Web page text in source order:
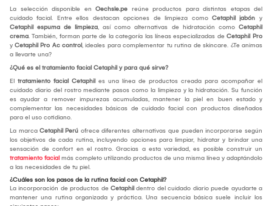
La selección disponible en Oechsle.pe reúne productos para distintas etapas del
cuidado facial. Entre ellos destacan opciones de limpieza como Cetaphil jabón y
Cetaphil espuma de limpieza, así como alternativas de hidratación como Cetaphil
crema. También, forman parte de la categoría las líneas especializadas de Cetaphil Pro
y Cetaphil Pro Ac control, ideales para complementar tu rutina de skincare. ¿Te animas
a llevarte una?
¿Qué es el tratamiento facial Cetaphil y para qué sirve?
El tratamiento facial Cetaphil es una línea de productos creada para acompañar el
cuidado diario del rostro mediante pasos como la limpieza y la hidratación. Su función
es ayudar a remover impurezas acumuladas, mantener la piel en buen estado y
complementar las necesidades básicas de cuidado facial con productos diseñados
para el uso cotidiano.
La marca Cetaphil Perú ofrece diferentes alternativas que pueden incorporarse según
los objetivos de cada rutina, incluyendo opciones para limpiar, hidratar y brindar una
sensación de confort en el rostro. Gracias a esta variedad, es posible construir un
tratamiento facial más completo utilizando productos de una misma línea y adaptándolo
a las necesidades de tu piel.
¿Cuáles son los pasos de la rutina facial con Cetaphil?
La incorporación de productos de Cetaphil dentro del cuidado diario puede ayudarte a
mantener una rutina organizada y práctica. Una secuencia básica suele incluir los